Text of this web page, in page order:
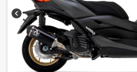
chevron_left